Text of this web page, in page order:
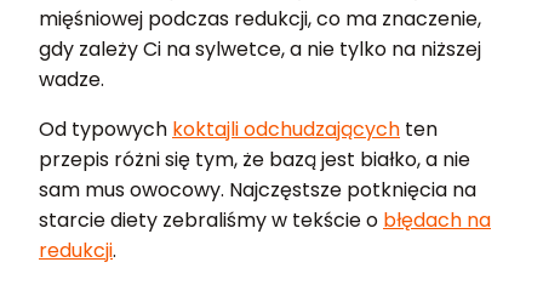
mięśniowej podczas redukcji, co ma znaczenie,
gdy zależy Ci na sylwetce, a nie tylko na niższej
wadze.
Od typowych koktajli odchudzających ten
przepis różni się tym, że bazą jest białko, a nie
sam mus owocowy. Najczęstsze potknięcia na
starcie diety zebraliśmy w tekście o błędach na
redukcji.